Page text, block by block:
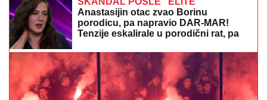
MAJA SE OGLASILA NAKON SKANDALA SA
ASMINOM I GABI:"Sve poruke je obrisao, ali sam
saznala istinu"
(VIDEO) DRAGAN UREDIO VILU U
GROCKOJ NAKON RASKIDA SA
JOVANOM JEREMIĆOvako sada
izgleda, mlađa devojka se pita za sve